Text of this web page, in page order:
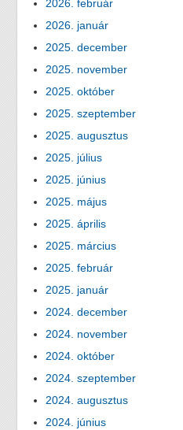
2026. február
2026. január
2025. december
2025. november
2025. október
2025. szeptember
2025. augusztus
2025. július
2025. június
2025. május
2025. április
2025. március
2025. február
2025. január
2024. december
2024. november
2024. október
2024. szeptember
2024. augusztus
2024. június